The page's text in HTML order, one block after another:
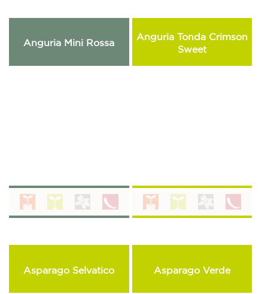
Anguria Mini Rossa
Anguria Tonda Crimson
Sweet
Asparago Selvatico Asparago Verde